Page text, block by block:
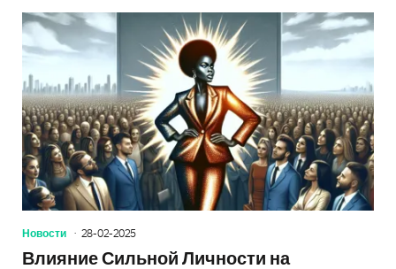
Новости 28-02-2025
Влияние Сильной Личности на